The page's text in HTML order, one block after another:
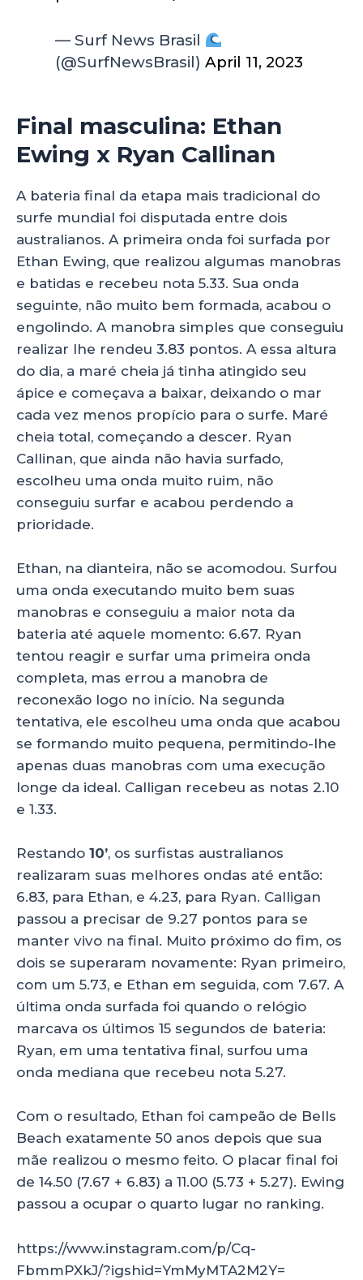
— Surf News Brasil
(@SurfNewsBrasil)April 11, 2023
Final masculina: Ethan
Ewing x Ryan Callinan
A bateria final da etapa mais tradicional do
surfe mundial foi disputada entre dois
australianos. A primeira onda foi surfada por
Ethan Ewing, que realizou algumas manobras
e batidas e recebeu nota 5.33. Sua onda
seguinte, não muito bem formada, acabou o
engolindo. A manobra simples que conseguiu
realizar lhe rendeu 3.83 pontos. A essa altura
do dia, a maré cheia já tinha atingido seu
ápice e começava a baixar, deixando o mar
cada vez menos propício para o surfe. Maré
cheia total, começando a descer. Ryan
Callinan, que ainda não havia surfado,
escolheu uma onda muito ruim, não
conseguiu surfar e acabou perdendo a
prioridade.
Ethan, na dianteira, não se acomodou. Surfou
uma onda executando muito bem suas
manobras e conseguiu a maior nota da
bateria até aquele momento: 6.67. Ryan
tentou reagir e surfar uma primeira onda
completa, mas errou a manobra de
reconexão logo no início. Na segunda
tentativa, ele escolheu uma onda que acabou
se formando muito pequena, permitindo-lhe
apenas duas manobras com uma execução
longe da ideal. Calligan recebeu as notas 2.10
e 1.33.
Restando 10’, os surfistas australianos
realizaram suas melhores ondas até então:
6.83, para Ethan, e 4.23, para Ryan. Calligan
passou a precisar de 9.27 pontos para se
manter vivo na final. Muito próximo do fim, os
dois se superaram novamente: Ryan primeiro,
com um 5.73, e Ethan em seguida, com 7.67. A
última onda surfada foi quando o relógio
marcava os últimos 15 segundos de bateria:
Ryan, em uma tentativa final, surfou uma
onda mediana que recebeu nota 5.27.
Com o resultado, Ethan foi campeão de Bells
Beach exatamente 50 anos depois que sua
mãe realizou o mesmo feito. O placar final foi
de 14.50 (7.67 + 6.83) a 11.00 (5.73 + 5.27). Ewing
passou a ocupar o quarto lugar no ranking.
https://www.instagram.com/p/Cq-
FbmmPXkJ/?igshid=YmMyMTA2M2Y=